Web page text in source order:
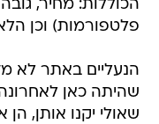
הכוללות: מחיר,
פלטפורמות) וכן
הנעליים באתר לא
שהיתה כאן
שאולי יקנו אותן,